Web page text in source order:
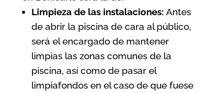
Limpieza de las instalaciones: Antes
de abrir la piscina de cara al público,
será el encargado de mantener
limpias las zonas comunes de la
piscina, así como de pasar el
limpiafondos en el caso de que fuese